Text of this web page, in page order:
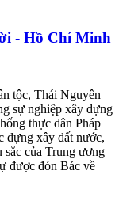
- Hồ Chí Minh
tộc, Thái Nguyên
sự nghiệp xây dựng
thực dân Pháp
dựng xây đất nước,
sắc của Trung ương
được đón Bác về